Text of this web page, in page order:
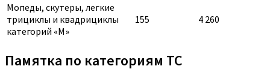
Мопеды, скутеры, легкие
трициклы и квадрициклы
категорий «M»
155 4 260
Памятка по категориям ТС